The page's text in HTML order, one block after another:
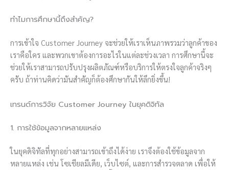
ทำไมการศึกษานี้ถึงสำคัญ?
การเข้าใจ Customer Journey จะช่วยให้เราเห็นภาพรวมว่าลูกค้าของ
เราคือใคร และพวกเขาต้องการอะไรในแต่ละช่วงเวลา การศึกษานี้จะ
ช่วยให้เราสามารถปรับปรุงผลิตภัณฑ์หรือบริการให้ตรงใจลูกค้าจริงๆ
ครับ ถ้าท่านคิดว่ามันสำคัญก็ต้องศึกษากันให้ลึกยิ่งขึ้น!
เทรนด์การวิจัย Customer Journey ในยุคดิจิทัล
1. การใช้ข้อมูลจากหลายแหล่ง
ในยุคดิจิทัลที่ทุกอย่างสามารถเข้าถึงได้ง่าย เราจึงต้องใช้ข้อมูลจาก
หลายแหล่ง เช่น โซเชียลมีเดีย, เว็บไซต์, และการสำรวจตลาด เพื่อให้